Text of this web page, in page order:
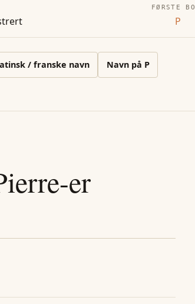
FØRSTE
P
/ franske navn Navn på P
-er